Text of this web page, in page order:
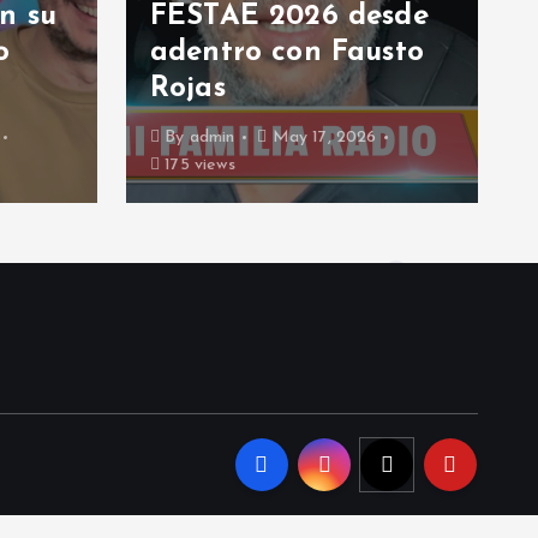
FESTAE 2026 desde
adentro con Fausto
Rojas
admin
May 17, 2026
175 views